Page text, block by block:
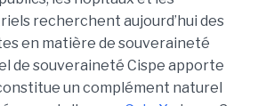
recherchent aujourd’hui des
en matière de souveraineté
de souveraineté Cispe apporte
un complément naturel